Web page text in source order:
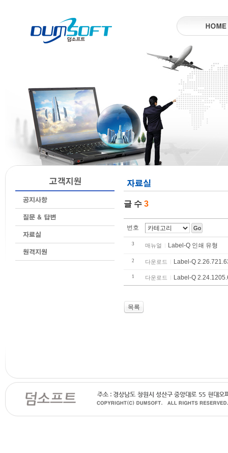
글 수 3
번호 Go
3 매뉴얼 Label-Q 인쇄 유형
2 다운로드 Label-Q
1 다운로드 Label-Q
목록